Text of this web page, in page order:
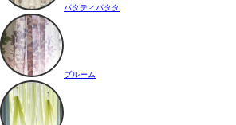
パタティパタタ
ブルーム